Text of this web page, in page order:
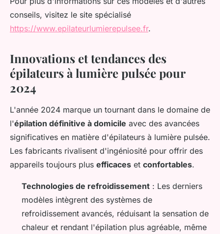
conseils, visitez le site spécialisé
https://www.epilateurlumierepulsee.fr.
Innovations et tendances des
épilateurs à lumière pulsée pour
2024
L'année 2024 marque un tournant dans le domaine de
l'épilation définitive à domicile avec des avancées
significatives en matière d'épilateurs à lumière pulsée.
Les fabricants rivalisent d'ingéniosité pour offrir des
appareils toujours plus efficaces et confortables.
Technologies de refroidissement : Les derniers
modèles intègrent des systèmes de
refroidissement avancés, réduisant la sensation de
chaleur et rendant l'épilation plus agréable, même